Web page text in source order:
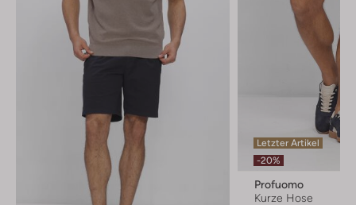
Letzter Artikel
-20%
Profuomo
Kurze Hose